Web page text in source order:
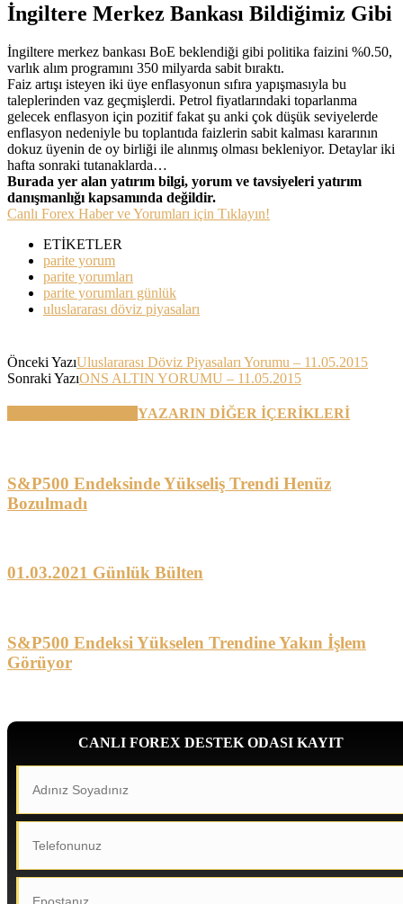
İngiltere Merkez Bankası Bildiğimiz Gibi
İngiltere merkez bankası BoE beklendiği gibi politika faizini %0.50,
varlık alım programını 350 milyarda sabit bıraktı.
Faiz artışı isteyen iki üye enflasyonun sıfıra yapışmasıyla bu
taleplerinden vaz geçmişlerdi. Petrol fiyatlarındaki toparlanma
gelecek enflasyon için pozitif fakat şu anki çok düşük seviyelerde
enflasyon nedeniyle bu toplantıda faizlerin sabit kalması kararının
dokuz üyenin de oy birliği ile alınmış olması bekleniyor. Detaylar iki
hafta sonraki tutanaklarda…
Burada yer alan yatırım bilgi, yorum ve tavsiyeleri yatırım
danışmanlığı kapsamında değildir.
Canlı Forex Haber ve Yorumları için Tıklayın!
ETİKETLER
parite yorum
parite yorumları
parite yorumları günlük
uluslararası döviz piyasaları
Önceki YazıUluslararası Döviz Piyasaları Yorumu – 11.05.2015
Sonraki YazıONS ALTIN YORUMU – 11.05.2015
YAZARIN DİĞER İÇERİKLERİ
S&P500 Endeksinde Yükseliş Trendi Henüz
Bozulmadı
01.03.2021 Günlük Bülten
S&P500 Endeksi Yükselen Trendine Yakın İşlem
Görüyor
CANLI FOREX DESTEK ODASI KAYIT